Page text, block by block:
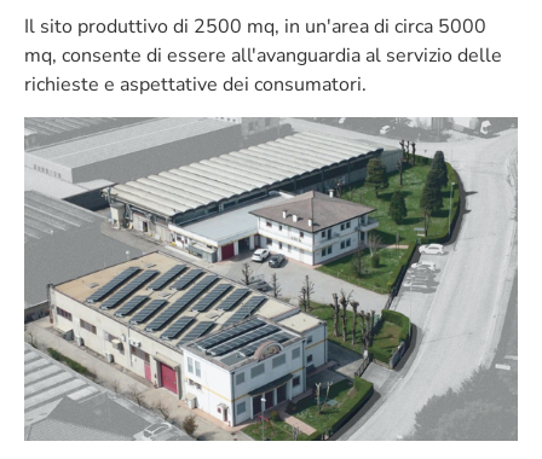
Il sito produttivo di 2500 mq, in un'area di circa 5000
mq, consente di essere all'avanguardia al servizio delle
richieste e aspettative dei consumatori.